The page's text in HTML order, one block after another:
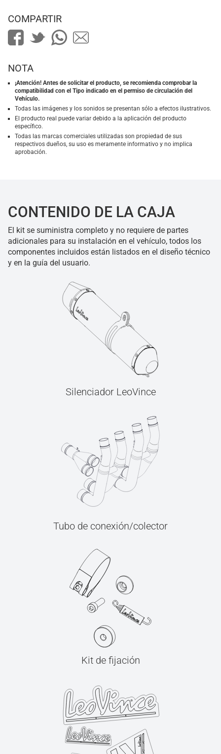
COMPARTIR
NOTA
¡Atención! Antes de solicitar el producto, se recomienda comprobar la
compatibilidad con el Tipo indicado en el permiso de circulación del
Vehículo.
Todas las imágenes y los sonidos se presentan sólo a efectos ilustrativos.
El producto real puede variar debido a la aplicación del producto
específico.
Todas las marcas comerciales utilizadas son propiedad de sus
respectivos dueños, su uso es meramente informativo y no implica
aprobación.
CONTENIDO DE LA CAJA
El kit se suministra completo y no requiere de partes
adicionales para su instalación en el vehículo, todos los
componentes incluidos están listados en el diseño técnico
y en la guía del usuario.
Silenciador LeoVince
Tubo de conexión/colector
Kit de fijación